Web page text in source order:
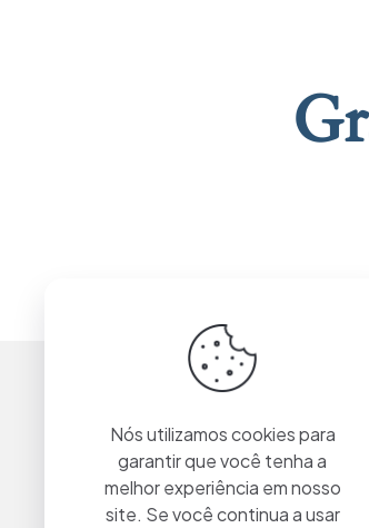
Nós utilizamos cookies para
garantir que você tenha a
melhor experiência em nosso
site. Se você continua a usar